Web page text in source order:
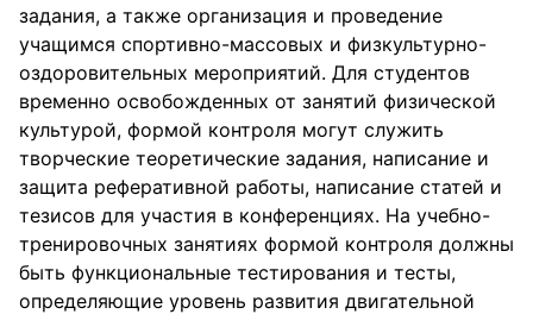
задания, а также организация и проведение
учащимся спортивно-массовых и физкультурно-
оздоровительных мероприятий. Для студентов
временно освобожденных от занятий физической
культурой, формой контроля могут служить
творческие теоретические задания, написание и
защита реферативной работы, написание статей и
тезисов для участия в конференциях. На учебно-
тренировочных занятиях формой контроля должны
быть функциональные тестирования и тесты,
определяющие уровень развития двигательной